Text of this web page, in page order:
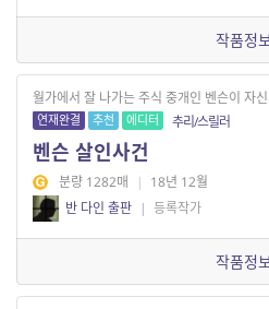
작품정
월가에서 잘 나가는 주식 중개인 벤슨이 자
연재완결 추천 에디터 추리/스릴러
벤슨 살인사건
분량 1282매 | 18년 12월
반 다인 출판 | 등록작가
작품정